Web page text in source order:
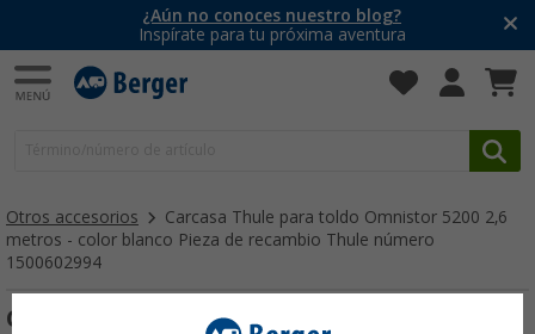
¿Aún no conoces nuestro blog?
Inspírate para tu próxima aventura
Otros accesorios
Carcasa Thule para toldo Omnistor 5200 2,6
metros - color blanco Pieza de recambio Thule número
1500602994
Carcasa Thule para toldo Omnistor 5200